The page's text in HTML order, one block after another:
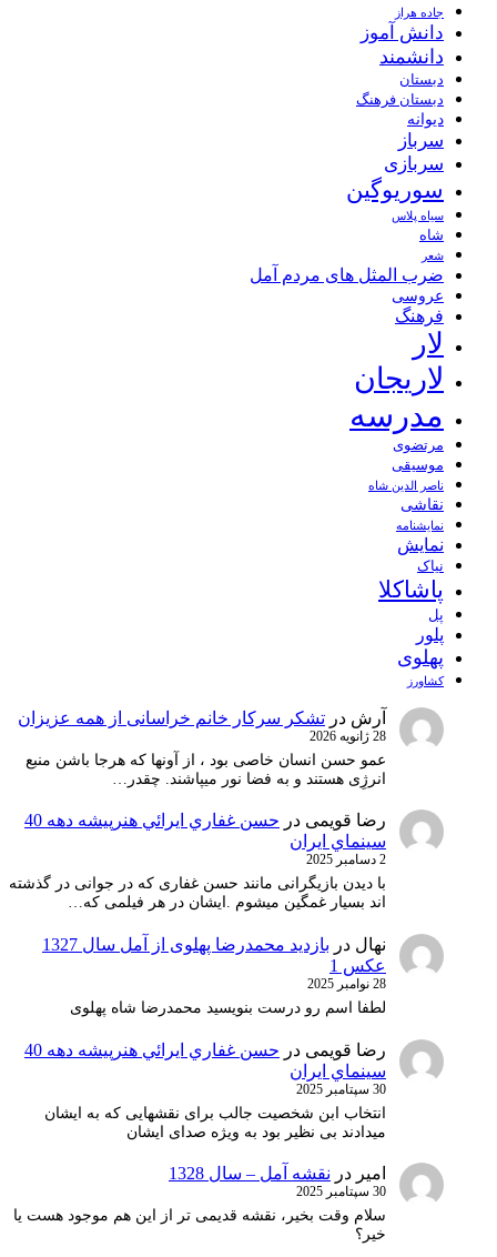
جاده هراز
دانش آموز
دانشمند
دبستان
دبستان فرهنگ
دیوانه
سرباز
سربازی
سوریوگین
سیاه پلاس
شاه
شعر
ضرب المثل های مردم آمل
عروسی
فرهنگ
لار
لاریجان
مدرسه
مرتضوی
موسیقی
ناصر الدین شاه
نقاشی
نمايشنامه
نمایش
نیاک
پاشاکلا
پل
پلور
پهلوی
کشاورز
آرش در تشکر سرکار خانم خراسانی از همه عزیزان
28 ژانویه 2026
عمو حسن انسان خاصی بود ، از آونها که هرجا باشن منبع
انرژِی هستند و به فضا نور میپاشند. چقدر…
رضا قویمی در
حسن غفاري ايرائي هنرپيشه دهه 40
سينماي ايران
2 دسامبر 2025
با دیدن بازیگرانی مانند حسن غفاری که در جوانی در گذشته
اند بسیار غمگین میشوم .ایشان در هر فیلمی که…
نهال در
بازدید محمدرضا پهلوی از آمل سال 1327
عکس 1
28 نوامبر 2025
لطفا اسم رو درست بنویسید محمدرضا شاه پهلوی
رضا قویمی در
حسن غفاري ايرائي هنرپيشه دهه 40
سينماي ايران
30 سپتامبر 2025
انتخاب ابن شخصیت جالب برای نقشهایی که به ایشان
میدادند بی نظیر بود به ویژه صدای ایشان
امیر در نقشه آمل – سال 1328
30 سپتامبر 2025
سلام وقت بخیر، نقشه قدیمی تر از این هم موجود هست یا
خیر؟